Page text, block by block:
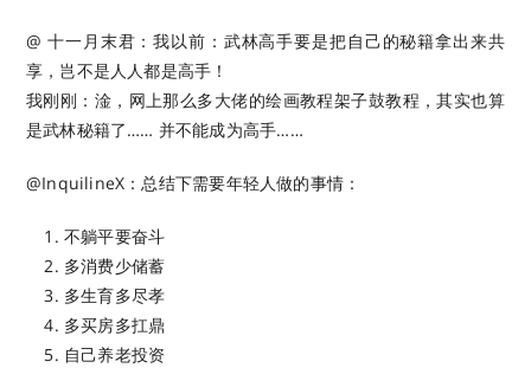
@ 十一月末君：我以前：武林高手要是把自己的秘籍拿出来共
享，岂不是人人都是高手！
我刚刚：淦，网上那么多大佬的绘画教程架子鼓教程，其实也算
是武林秘籍了…… 并不能成为高手……
@InquilineX：总结下需要年轻人做的事情：
不躺平要奋斗
多消费少储蓄
多生育多尽孝
多买房多扛鼎
自己养老投资 ​​​